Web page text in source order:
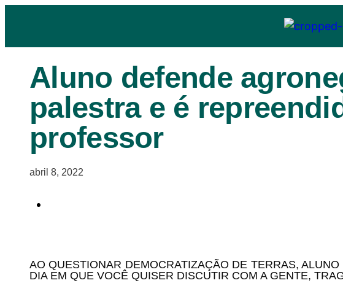
Aluno defende
palestra e é
professor
abril 8, 2022
AO QUESTIONAR DEMOCRATIZAÇÃO DE TERRAS,
DIA EM QUE VOCÊ QUISER DISCUTIR COM A GENTE,